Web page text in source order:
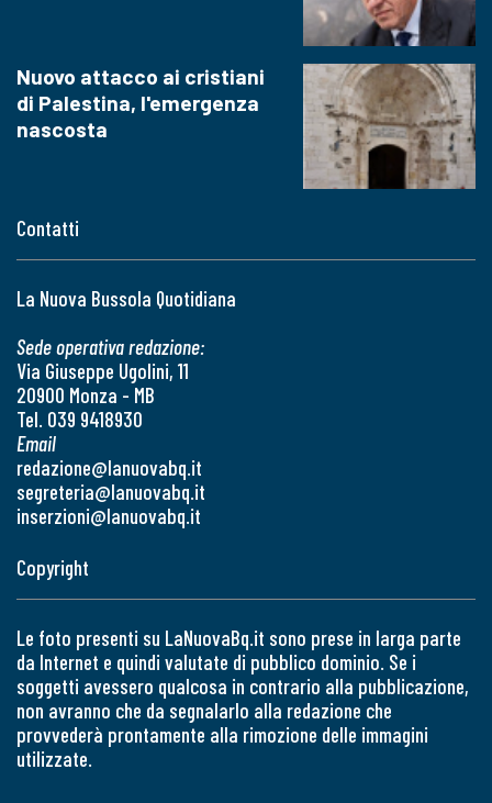
Contatti
La Nuova Bussola Quotidiana
Sede operativa redazione:
Via Giuseppe Ugolini, 11
20900 Monza - MB
Tel. 039 9418930
Email
redazione@lanuovabq.it
segreteria@lanuovabq.it
inserzioni@lanuovabq.it
Nuovo attacco ai cristiani
di Palestina, l'emergenza
nascosta
Copyright
Le foto presenti su LaNuovaBq.it sono prese in larga parte
da Internet e quindi valutate di pubblico dominio. Se i
soggetti avessero qualcosa in contrario alla pubblicazione,
non avranno che da segnalarlo alla redazione che
provvederà prontamente alla rimozione delle immagini
utilizzate.